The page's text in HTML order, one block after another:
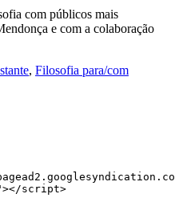
com públicos mais
e com a colaboração
, Filosofia para/com
script>